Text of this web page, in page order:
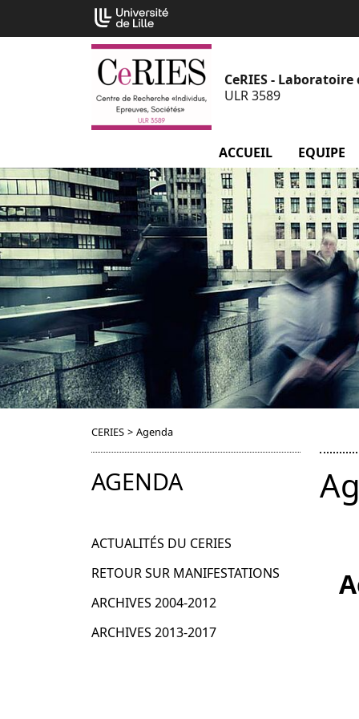
CeRIES -
ULR 3589
ACCUEIL EQUIPE
CERIES > Agenda
AGENDA
ACTUALITÉS DU CERIES
RETOUR SUR MANIFESTATIONS
ARCHIVES 2004-2012
ARCHIVES 2013-2017
Cookies management panel